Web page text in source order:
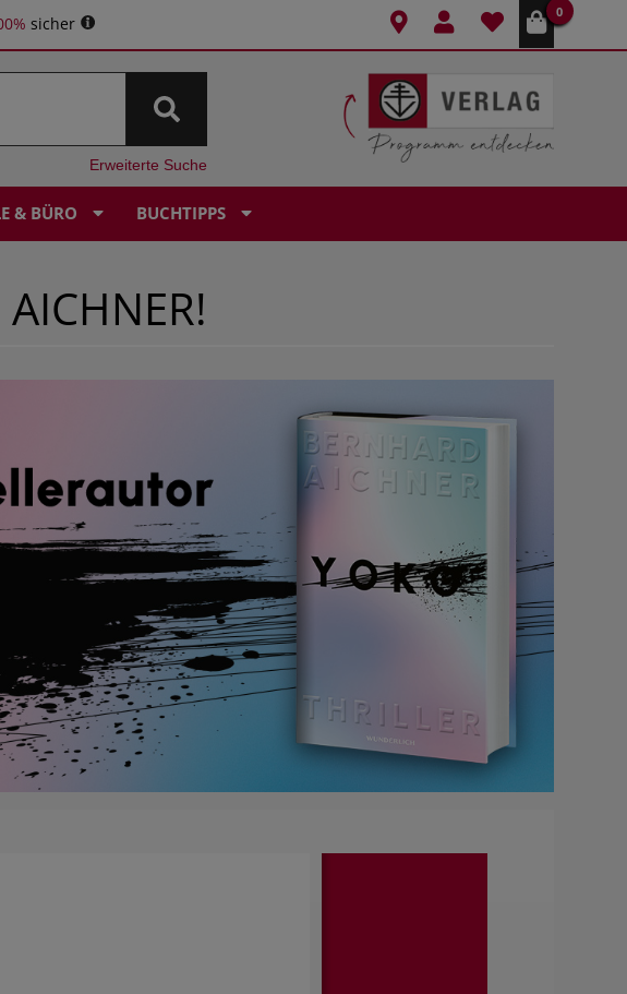
sicher
0
Erweiterte Suche
& BÜRO BUCHTIPPS